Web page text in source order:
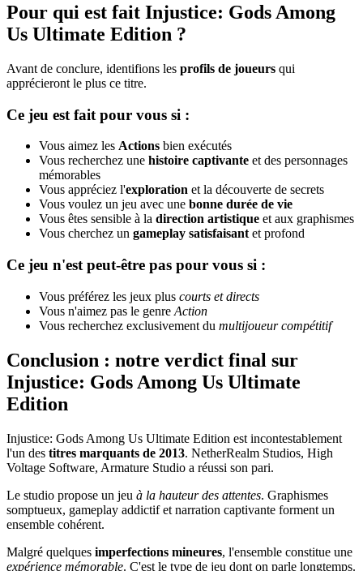
Pour qui est fait Injustice: Gods Among
Us Ultimate Edition ?
Avant de conclure, identifions les profils de joueurs qui
apprécieront le plus ce titre.
Ce jeu est fait pour vous si :
Vous aimez les Actions bien exécutés
Vous recherchez une histoire captivante et des personnages
mémorables
Vous appréciez l'exploration et la découverte de secrets
Vous voulez un jeu avec une bonne durée de vie
Vous êtes sensible à la direction artistique et aux graphismes
Vous cherchez un gameplay satisfaisant et profond
Ce jeu n'est peut-être pas pour vous si :
Vous préférez les jeux plus courts et directs
Vous n'aimez pas le genre Action
Vous recherchez exclusivement du multijoueur compétitif
Conclusion : notre verdict final sur
Injustice: Gods Among Us Ultimate
Edition
Injustice: Gods Among Us Ultimate Edition est incontestablement
l'un des titres marquants de 2013. NetherRealm Studios, High
Voltage Software, Armature Studio a réussi son pari.
Le studio propose un jeu à la hauteur des attentes. Graphismes
somptueux, gameplay addictif et narration captivante forment un
ensemble cohérent.
Malgré quelques imperfections mineures, l'ensemble constitue une
expérience mémorable. C'est le type de jeu dont on parle longtemps.